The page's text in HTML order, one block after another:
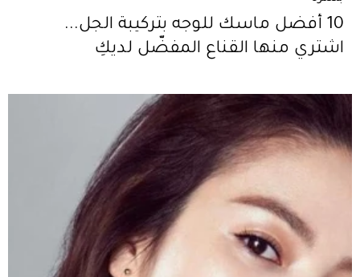
10 أفضل ماسك للوجه بتركيبة الجل...
اشتري منها القناع المفضّل لديكِ